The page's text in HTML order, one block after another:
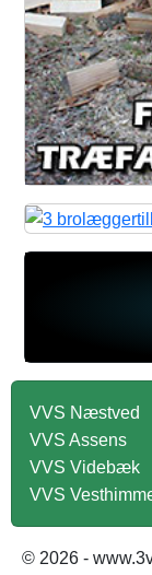
VVS Næstved
VVS Assens
VVS Videbæk
VVS
© 2026 -